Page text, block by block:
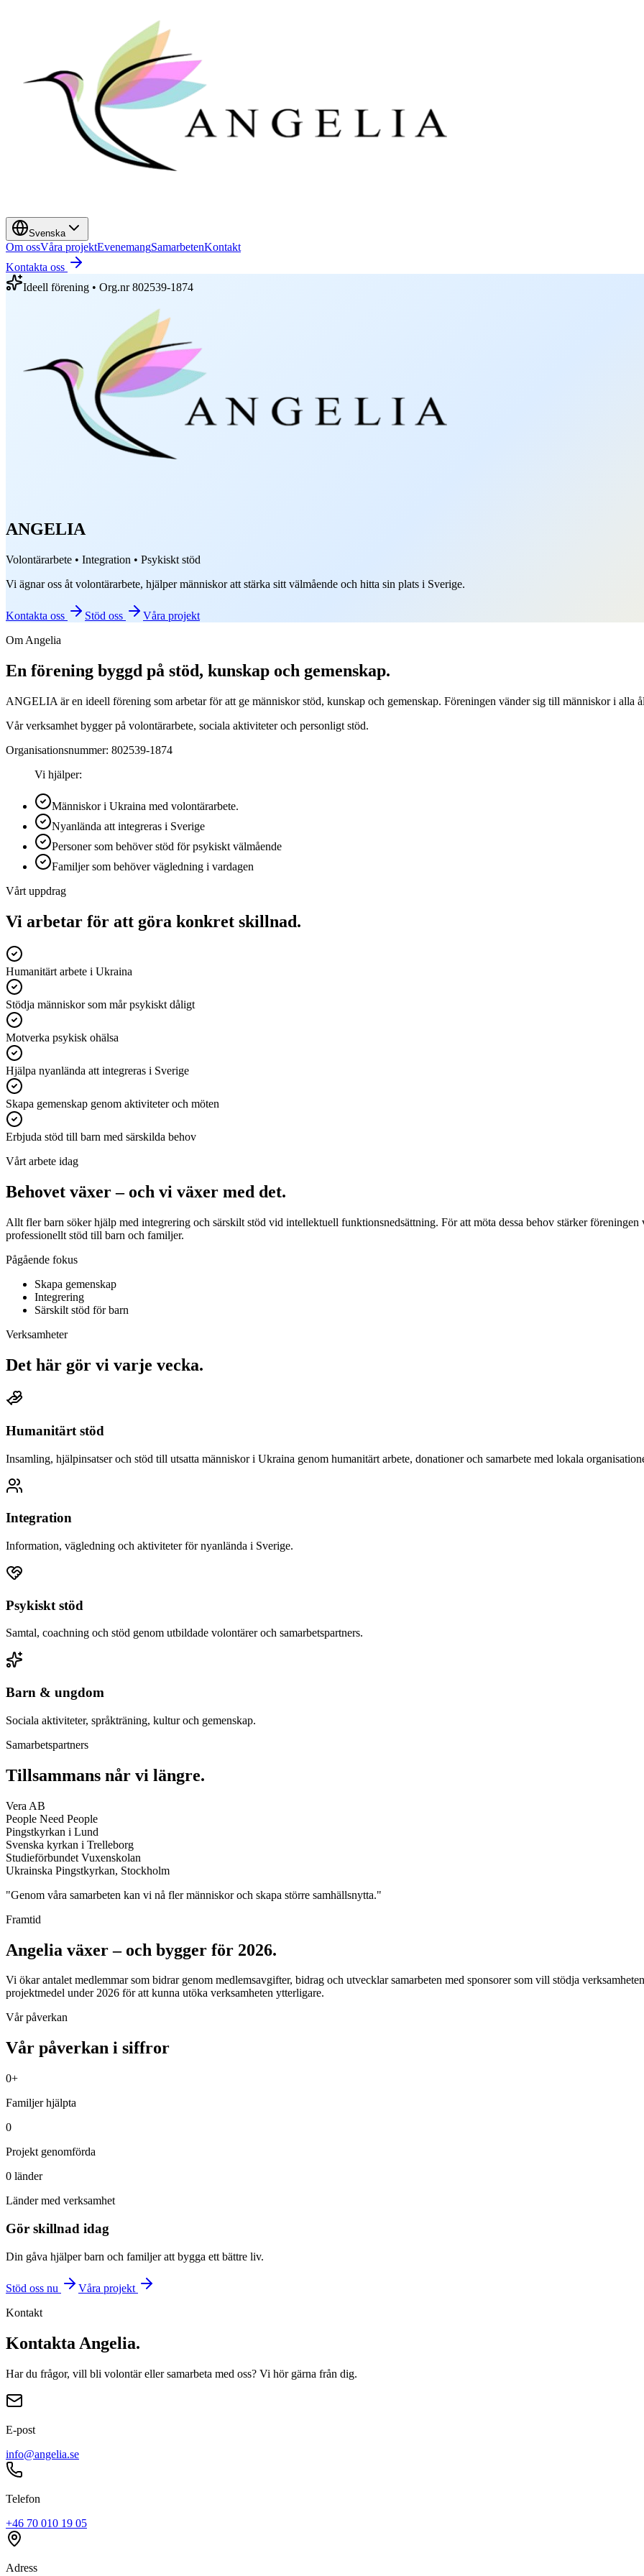
Svenska
Om ossVåra projektEvenemangSamarbetenKontakt
Kontakta oss
Ideell förening • Org.nr 802539-1874
ANGELIA
Volontärarbete • Integration • Psykiskt stöd
Vi ägnar oss åt volontärarbete, hjälper människor att stärka sitt välmående och hitta sin plats i Sverige.
Kontakta oss Stöd oss
Våra projekt
Om Angelia
En förening byggd på stöd, kunskap och gemenskap.
ANGELIA är en ideell förening som arbetar för att ge människor stöd, kunskap och gemenskap. Föreningen vänder sig till människor i alla
Vår verksamhet bygger på volontärarbete, sociala aktiviteter och personligt stöd.
Organisationsnummer: 802539-1874
Vi hjälper:
Människor i Ukraina med volontärarbete.
Nyanlända att integreras i Sverige
Personer som behöver stöd för psykiskt välmående
Familjer som behöver vägledning i vardagen
Vårt uppdrag
Vi arbetar för att göra konkret skillnad.
Humanitärt arbete i Ukraina
Stödja människor som mår psykiskt dåligt
Motverka psykisk ohälsa
Hjälpa nyanlända att integreras i Sverige
Skapa gemenskap genom aktiviteter och möten
Erbjuda stöd till barn med särskilda behov
Vårt arbete idag
Behovet växer – och vi växer med det.
Allt fler barn söker hjälp med integrering och särskilt stöd vid intellektuell funktionsnedsättning. För att möta dessa behov stärker
professionellt stöd till barn och familjer.
Pågående fokus
Skapa gemenskap
Integrering
Särskilt stöd för barn
Verksamheter
Det här gör vi varje vecka.
Humanitärt stöd
Insamling, hjälpinsatser och stöd till utsatta människor i Ukraina genom humanitärt arbete, donationer och samarbete med lokala
Integration
Information, vägledning och aktiviteter för nyanlända i Sverige.
Psykiskt stöd
Samtal, coachning och stöd genom utbildade volontärer och samarbetspartners.
Barn & ungdom
Sociala aktiviteter, språkträning, kultur och gemenskap.
Samarbetspartners
Tillsammans når vi längre.
Vera AB
People Need People
Pingstkyrkan i Lund
Svenska kyrkan i Trelleborg
Studieförbundet Vuxenskolan
Ukrainska Pingstkyrkan, Stockholm
"Genom våra samarbeten kan vi nå fler människor och skapa större samhällsnytta."
Framtid
Angelia växer – och bygger för 2026.
Vi ökar antalet medlemmar som bidrar genom medlemsavgifter, bidrag och utvecklar samarbeten med sponsorer som vill stödja
projektmedel under 2026 för att kunna utöka verksamheten ytterligare.
Vår påverkan
Vår påverkan i siffror
0+
Familjer hjälpta
0
Projekt genomförda
0 länder
Länder med verksamhet
Gör skillnad idag
Din gåva hjälper barn och familjer att bygga ett bättre liv.
Stöd oss nu
Våra projekt
Kontakt
Kontakta Angelia.
Har du frågor, vill bli volontär eller samarbeta med oss? Vi hör gärna från dig.
E-post
info@angelia.se
Telefon
+46 70 010 19 05
Adress